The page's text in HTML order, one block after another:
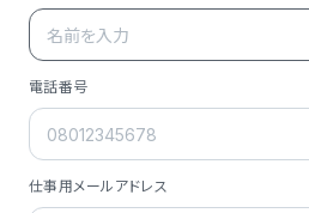
電話番号
仕事用メールアドレス